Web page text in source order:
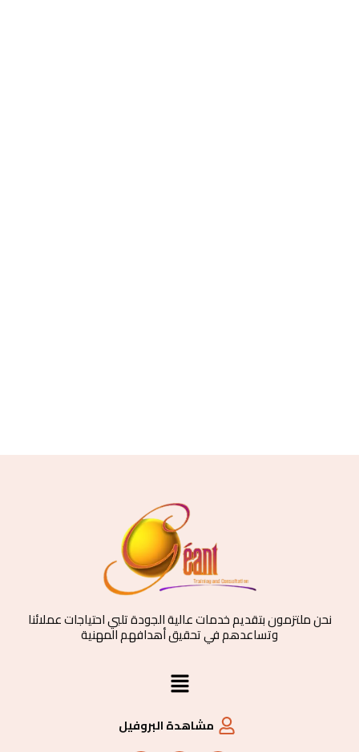
نحن ملتزمون بتقديم خدمات عالية الجودة تلبي احتياجات عملائنا
وتساعدهم في تحقيق أهدافهم المهنية
القائمة
مشاهدة البروفيل